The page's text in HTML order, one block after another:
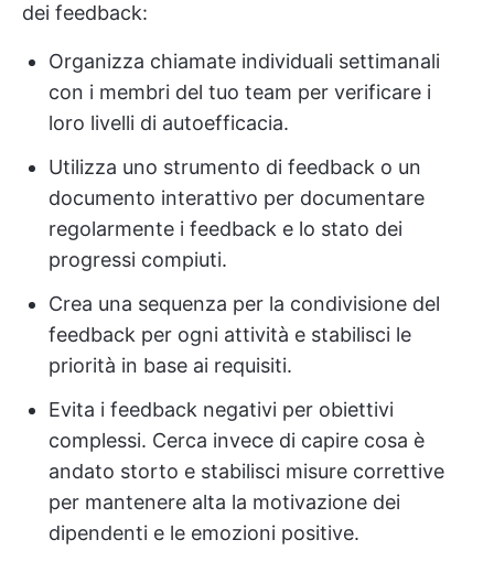
dei feedback:
Organizza chiamate individuali settimanali
con i membri del tuo team per verificare i
loro livelli di autoefficacia.
Utilizza uno strumento di feedback o un
documento interattivo per documentare
regolarmente i feedback e lo stato dei
progressi compiuti.
Crea una sequenza per la condivisione del
feedback per ogni attività e stabilisci le
priorità in base ai requisiti.
Evita i feedback negativi per obiettivi
complessi. Cerca invece di capire cosa è
andato storto e stabilisci misure correttive
per mantenere alta la motivazione dei
dipendenti e le emozioni positive.